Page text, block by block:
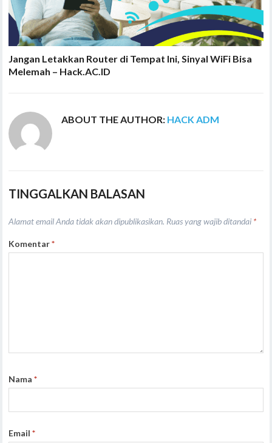
Jangan Letakkan Router di Tempat Ini, Sinyal WiFi Bisa
Melemah – Hack.AC.ID
ABOUT THE AUTHOR: HACK ADM
TINGGALKAN BALASAN
Alamat email Anda tidak akan dipublikasikan. Ruas yang wajib ditandai *
Komentar*
Nama*
Email*